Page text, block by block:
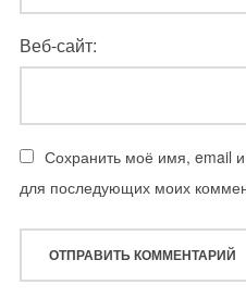
Веб-сайт:
Сохранить моё имя, email
для последующих моих